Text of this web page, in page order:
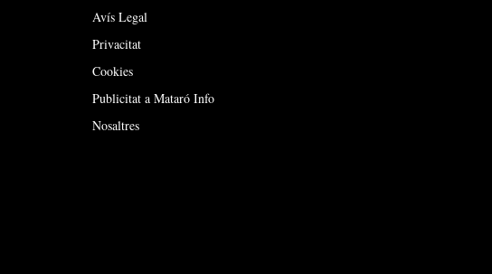
Avís Legal
Privacitat
Cookies
Publicitat a Mataró Info
Nosaltres